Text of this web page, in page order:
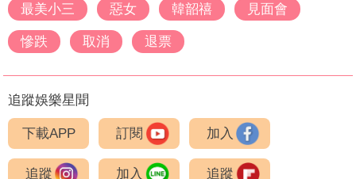
最美小三
惡女 韓韶禧 見面會
慘跌 取消 退票
追蹤娛樂星聞
下載APP 訂閱 加入
追蹤 加入 追蹤